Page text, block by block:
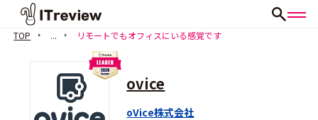
TOP ... リモートでもオフィスにいる感覚です
ovice
oVice株式会社